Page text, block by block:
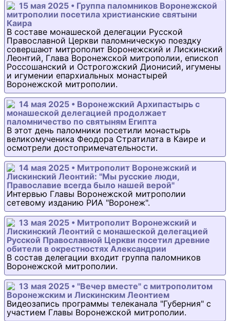
15 мая 2025 • Группа паломников Воронежской
митрополии посетила христианские святыни
Каира
В составе монашеской делегации Русской
Православной Церкви паломническую поездку
совершают митрополит Воронежский и Лискинский
Леонтий, Глава Воронежской митрополии, епископ
Россошанский и Острогожский Дионисий, игумены
и игумении епархиальных монастырей
Воронежской митрополии.
14 мая 2025 • Воронежский Архипастырь с
монашеской делегацией продолжает
паломничество по святыням Египта
В этот день паломники посетили монастырь
великомученика Феодора Стратилата в Каире и
осмотрели достопримечательности.
14 мая 2025 • Митрополит Воронежский и
Лискинский Леонтий: "Мы русские люди,
Православие всегда было нашей верой"
Интервью Главы Воронежской митрополии
сетевому изданию РИА "Воронеж".
13 мая 2025 • Митрополит Воронежский и
Лискинский Леонтий с монашеской делегацией
Русской Православной Церкви посетил древние
обители в окрестностях Александрии
В состав делегации входит группа паломников
Воронежской митрополии.
13 мая 2025 • "Вечер вместе" с митрополитом
Воронежским и Лискинским Леонтием
Видеозапись программы телеканала "Губерния" с
участием Главы Воронежской митрополии.